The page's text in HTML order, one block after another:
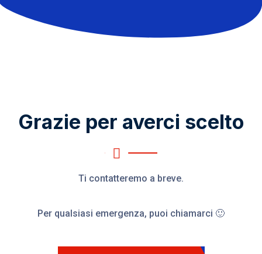
Grazie per averci scelto
Ti contatteremo a breve.
Per qualsiasi emergenza, puoi chiamarci 🙂